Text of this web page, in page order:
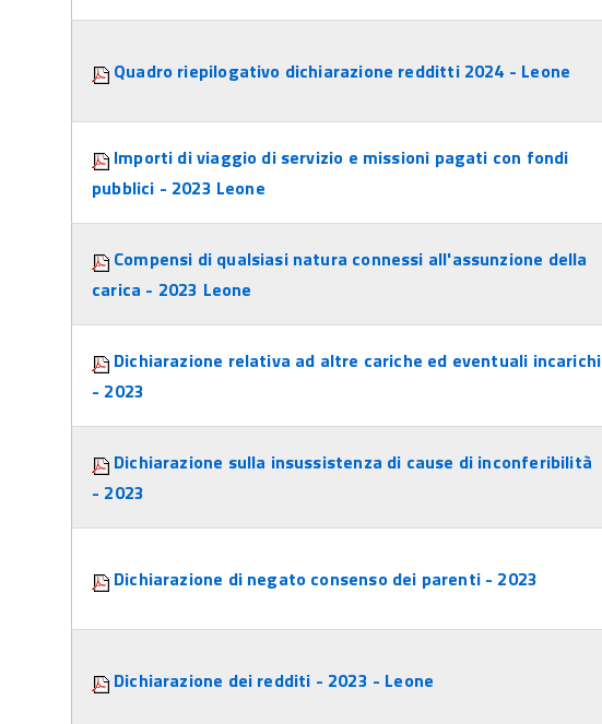
Quadro riepilogativo dichiarazione redditti 2024 - Leone
Importi di viaggio di servizio e missioni pagati con fondi
pubblici - 2023 Leone
Compensi di qualsiasi natura connessi all'assunzione della
carica - 2023 Leone
Dichiarazione relativa ad altre cariche ed eventuali incarichi
- 2023
Dichiarazione sulla insussistenza di cause di inconferibilità
- 2023
Dichiarazione di negato consenso dei parenti - 2023
Dichiarazione dei redditi - 2023 - Leone